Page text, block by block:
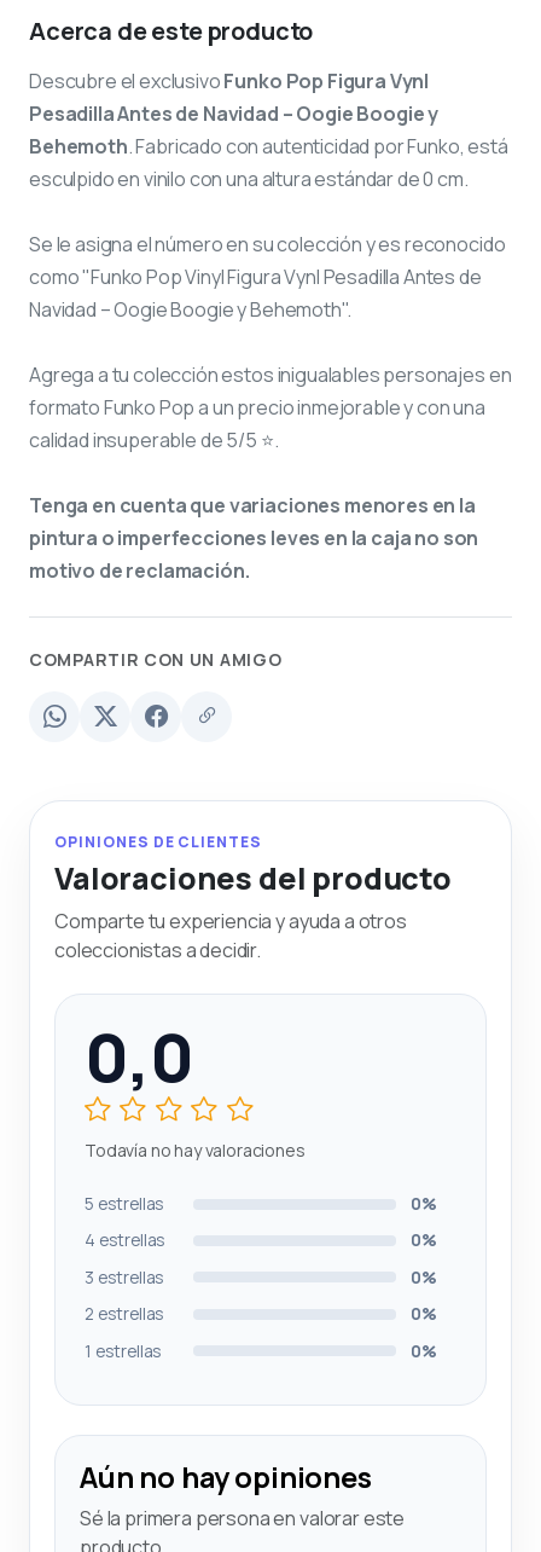
Acerca de este producto
Descubre el exclusivoFunko Pop Figura Vynl
Pesadilla Antes de Navidad – Oogie Boogie y
Behemoth. Fabricado con autenticidad por Funko, está
esculpido en vinilo con una altura estándar de 0 cm.
Se le asigna el númeroen su colección y es reconocido
como "Funko Pop Vinyl Figura Vynl Pesadilla Antes de
Navidad – Oogie Boogie y Behemoth".
Agrega a tu colección estos inigualables personajes en
formato Funko Pop a un precio inmejorable y con una
calidad insuperable de 5/5 ⭐.
Tenga en cuenta que variaciones menores en la
pintura o imperfecciones leves en la caja no son
motivo de reclamación.
COMPARTIR CON UN AMIGO
OPINIONES DE CLIENTES
Valoraciones del producto
Comparte tu experiencia y ayuda a otros
coleccionistas a decidir.
0,0
Todavía no hay valoraciones
5 estrellas
0%
4 estrellas
0%
3 estrellas
0%
2 estrellas
0%
1 estrellas
0%
Aún no hay opiniones
Sé la primera persona en valorar este